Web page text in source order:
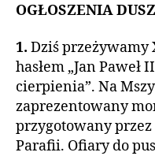
OGŁOSZENIA
1. Dziś przeżywamy
hasłem „Jan Paweł
cierpienia”. Na
zaprezentowany
przygotowany przez
Parafii. Ofiary do